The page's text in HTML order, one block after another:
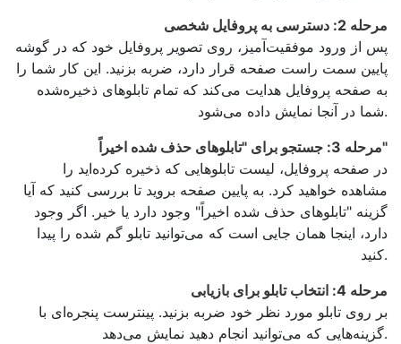
مرحله 2: دسترسی به پروفایل شخصی
پس از ورود موفقیت‌آمیز، روی تصویر پروفایل خود که در گوشه
پایین سمت راست صفحه قرار دارد، ضربه بزنید. این کار شما را
به صفحه پروفایل هدایت می‌کند که تمام تابلوهای ذخیره‌شده
شما در آنجا نمایش داده می‌شود.
مرحله 3: جستجو برای "تابلوهای حذف شده اخیراً"
در صفحه پروفایل، لیست تابلوهایی که ذخیره کرده‌اید را
مشاهده خواهید کرد. به پایین صفحه بروید تا بررسی کنید که آیا
گزینه "تابلوهای حذف شده اخیراً" وجود دارد یا خیر. اگر وجود
دارد، اینجا همان جایی است که می‌توانید تابلو گم شده را پیدا
کنید.
مرحله 4: انتخاب تابلو برای بازیابی
بر روی تابلو مورد نظر خود ضربه بزنید. پینترست پنجره‌ای با
گزینه‌هایی که می‌توانید انجام دهید نمایش می‌دهد.